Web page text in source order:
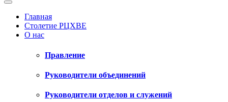
Главная
Столетие РЦХВЕ
О нас
Правление
Руководители объединений
Руководители отделов и служений